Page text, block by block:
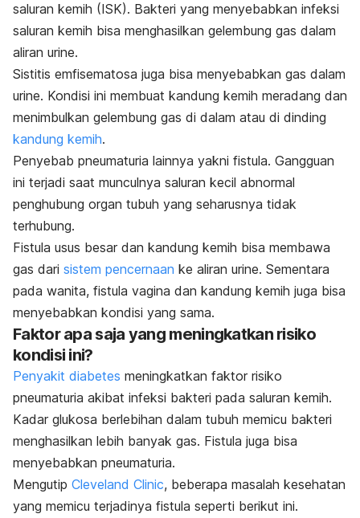
saluran kemih (ISK). Bakteri yang menyebabkan infeksi
saluran kemih bisa menghasilkan gelembung gas dalam
aliran urine.
Sistitis emfisematosa juga bisa menyebabkan gas dalam
urine. Kondisi ini membuat kandung kemih meradang dan
menimbulkan gelembung gas di dalam atau di dinding
kandung kemih.
Penyebab pneumaturia lainnya yakni fistula. Gangguan
ini terjadi saat munculnya saluran kecil abnormal
penghubung organ tubuh yang seharusnya tidak
terhubung.
Fistula usus besar dan kandung kemih bisa membawa
gas dari sistem pencernaan ke aliran urine. Sementara
pada wanita, fistula vagina dan kandung kemih juga bisa
menyebabkan kondisi yang sama.
Faktor apa saja yang meningkatkan risiko
kondisi ini?
Penyakit diabetes meningkatkan faktor risiko
pneumaturia akibat infeksi bakteri pada saluran kemih.
Kadar glukosa berlebihan dalam tubuh memicu bakteri
menghasilkan lebih banyak gas. Fistula juga bisa
menyebabkan pneumaturia.
Mengutip Cleveland Clinic, beberapa masalah kesehatan
yang memicu terjadinya fistula seperti berikut ini.